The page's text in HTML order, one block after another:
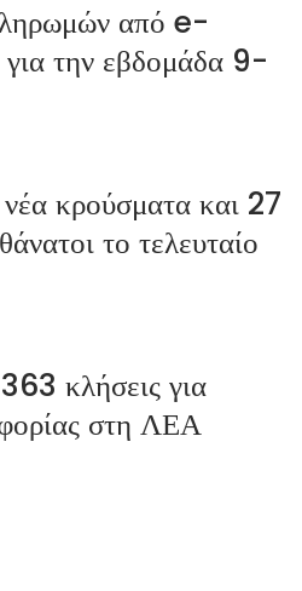
από e-
την εβδομάδα 9-
κρούσματα και 27
το τελευταίο
κλήσεις για
στη ΛΕΑ